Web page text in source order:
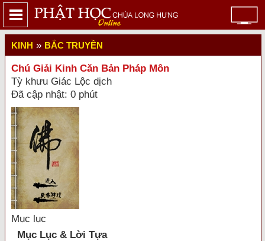
KINH » BẮC TRUYỀN
Chú Giải Kinh Căn Bản Pháp Môn
Tỳ khưu Giác Lộc dịch
Đã cập nhật: 0 phút
Mục lục
Mục Lục & Lời Tựa